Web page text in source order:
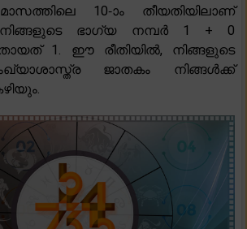
10-ാം തീയതിയിലാണ്
നിങ്ങളുടെ ഭാഗ്യ നമ്പർ 1 + 0
1. ഈ രീതിയിൽ, നിങ്ങളുടെ
ജാതകം നിങ്ങൾക്ക്